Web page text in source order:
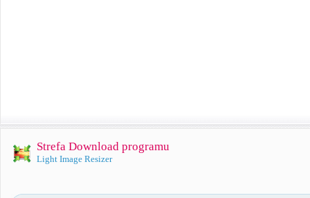
Strefa Download programu
Light Image Resizer